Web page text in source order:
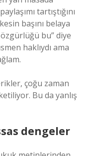
tartıştığını
başını belaya
bu” diye
haklıydı ama
çoğu zaman
Bu da yanlış
dengeler